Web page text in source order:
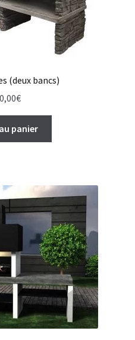
(deux bancs)
€
panier